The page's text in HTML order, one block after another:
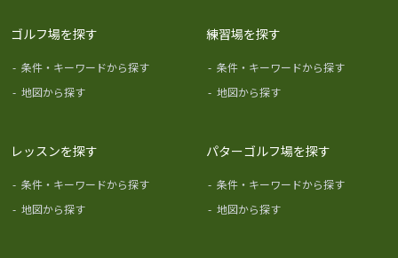
ゴルフ場を探す
- 条件・キーワードから探す
- 地図から探す
練習場を探す
- 条件・キーワードから探す
- 地図から探す
レッスンを探す
- 条件・キーワードから探す
- 地図から探す
パターゴルフ場を探す
- 条件・キーワードから探す
- 地図から探す